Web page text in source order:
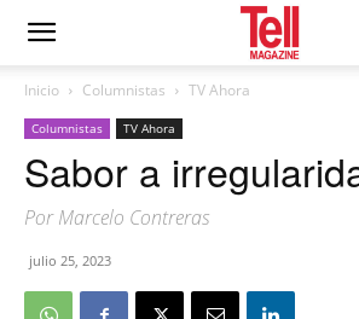
Inicio Columnistas TV Ahora
Columnistas TV Ahora
Sabor a
Por Marcelo Contreras
julio 25, 2023